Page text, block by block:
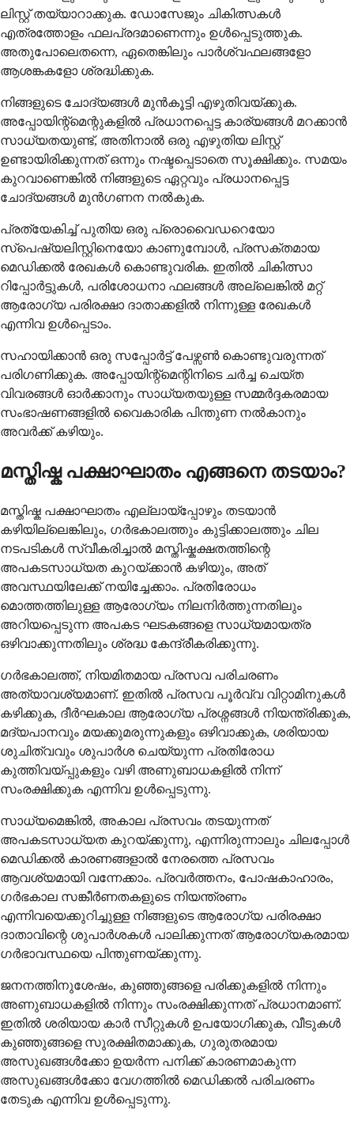
ലിസ്റ്റ് തയ്യാറാക്കുക. ഡോസേജും ചികിത്സകൾ
എത്രത്തോളം ഫലപ്രദമാണെന്നും ഉൾപ്പെടുത്തുക.
അതുപോലെതന്നെ, ഏതെങ്കിലും പാർശ്വഫലങ്ങളോ
ആശങ്കകളോ ശ്രദ്ധിക്കുക.
നിങ്ങളുടെ ചോദ്യങ്ങൾ മുൻകൂട്ടി എഴുതിവയ്ക്കുക.
അപ്പോയിന്റ്മെന്റുകളിൽ പ്രധാനപ്പെട്ട കാര്യങ്ങൾ മറക്കാൻ
സാധ്യതയുണ്ട്, അതിനാൽ ഒരു എഴുതിയ ലിസ്റ്റ്
ഉണ്ടായിരിക്കുന്നത് ഒന്നും നഷ്ടപ്പെടാതെ സൂക്ഷിക്കും. സമയം
കുറവാണെങ്കിൽ നിങ്ങളുടെ ഏറ്റവും പ്രധാനപ്പെട്ട
ചോദ്യങ്ങൾ മുൻഗണന നൽകുക.
പ്രത്യേകിച്ച് പുതിയ ഒരു പ്രൊവൈഡറെയോ
സ്പെഷ്യലിസ്റ്റിനെയോ കാണുമ്പോൾ, പ്രസക്തമായ
മെഡിക്കൽ രേഖകൾ കൊണ്ടുവരിക. ഇതിൽ ചികിത്സാ
റിപ്പോർട്ടുകൾ, പരിശോധനാ ഫലങ്ങൾ അല്ലെങ്കിൽ മറ്റ്
ആരോഗ്യ പരിരക്ഷാ ദാതാക്കളിൽ നിന്നുള്ള രേഖകൾ
എന്നിവ ഉൾപ്പെടാം.
സഹായിക്കാൻ ഒരു സപ്പോർട്ട് പേഴ്സൺ കൊണ്ടുവരുന്നത്
പരിഗണിക്കുക. അപ്പോയിന്റ്മെന്റിനിടെ ചർച്ച ചെയ്ത
വിവരങ്ങൾ ഓർക്കാനും സാധ്യതയുള്ള സമ്മർദ്ദകരമായ
സംഭാഷണങ്ങളിൽ വൈകാരിക പിന്തുണ നൽകാനും
അവർക്ക് കഴിയും.
മസ്തിഷ്ക പക്ഷാഘാതം എങ്ങനെ തടയാം?
മസ്തിഷ്ക പക്ഷാഘാതം എല്ലായ്പ്പോഴും തടയാൻ
കഴിയില്ലെങ്കിലും, ഗർഭകാലത്തും കുട്ടിക്കാലത്തും ചില
നടപടികൾ സ്വീകരിച്ചാൽ മസ്തിഷ്കക്ഷതത്തിന്റെ
അപകടസാധ്യത കുറയ്ക്കാൻ കഴിയും, അത്
അവസ്ഥയിലേക്ക് നയിച്ചേക്കാം. പ്രതിരോധം
മൊത്തത്തിലുള്ള ആരോഗ്യം നിലനിർത്തുന്നതിലും
അറിയപ്പെടുന്ന അപകട ഘടകങ്ങളെ സാധ്യമായത്ര
ഒഴിവാക്കുന്നതിലും ശ്രദ്ധ കേന്ദ്രീകരിക്കുന്നു.
ഗർഭകാലത്ത്, നിയമിതമായ പ്രസവ പരിചരണം
അത്യാവശ്യമാണ്. ഇതിൽ പ്രസവ പൂർവ്വ വിറ്റാമിനുകൾ
കഴിക്കുക, ദീർഘകാല ആരോഗ്യ പ്രശ്നങ്ങൾ നിയന്ത്രിക്കുക,
മദ്യപാനവും മയക്കുമരുന്നുകളും ഒഴിവാക്കുക, ശരിയായ
ശുചിത്വവും ശുപാർശ ചെയ്യുന്ന പ്രതിരോധ
കുത്തിവയ്പ്പുകളും വഴി അണുബാധകളിൽ നിന്ന്
സംരക്ഷിക്കുക എന്നിവ ഉൾപ്പെടുന്നു.
സാധ്യമെങ്കിൽ, അകാല പ്രസവം തടയുന്നത്
അപകടസാധ്യത കുറയ്ക്കുന്നു, എന്നിരുന്നാലും ചിലപ്പോൾ
മെഡിക്കൽ കാരണങ്ങളാൽ നേരത്തെ പ്രസവം
ആവശ്യമായി വന്നേക്കാം. പ്രവർത്തനം, പോഷകാഹാരം,
ഗർഭകാല സങ്കീർണതകളുടെ നിയന്ത്രണം
എന്നിവയെക്കുറിച്ചുള്ള നിങ്ങളുടെ ആരോഗ്യ പരിരക്ഷാ
ദാതാവിന്റെ ശുപാർശകൾ പാലിക്കുന്നത് ആരോഗ്യകരമായ
ഗർഭാവസ്ഥയെ പിന്തുണയ്ക്കുന്നു.
ജനനത്തിനുശേഷം, കുഞ്ഞുങ്ങളെ പരിക്കുകളിൽ നിന്നും
അണുബാധകളിൽ നിന്നും സംരക്ഷിക്കുന്നത് പ്രധാനമാണ്.
ഇതിൽ ശരിയായ കാർ സീറ്റുകൾ ഉപയോഗിക്കുക, വീടുകൾ
കുഞ്ഞുങ്ങളെ സുരക്ഷിതമാക്കുക, ഗുരുതരമായ
അസുഖങ്ങൾക്കോ ഉയർന്ന പനിക്ക് കാരണമാകുന്ന
അസുഖങ്ങൾക്കോ വേഗത്തിൽ മെഡിക്കൽ പരിചരണം
തേടുക എന്നിവ ഉൾപ്പെടുന്നു.